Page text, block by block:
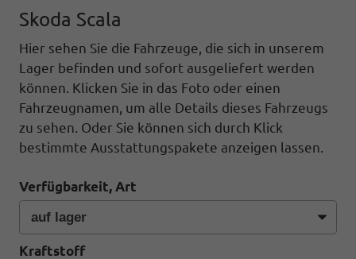
Skoda Scala
Hier sehen Sie die Fahrzeuge, die sich in unserem
Lager befinden und sofort ausgeliefert werden
können. Klicken Sie in das Foto oder einen
Fahrzeugnamen, um alle Details dieses Fahrzeugs
zu sehen. Oder Sie können sich durch Klick
bestimmte Ausstattungspakete anzeigen lassen.
Verfügbarkeit, Art
Kraftstoff